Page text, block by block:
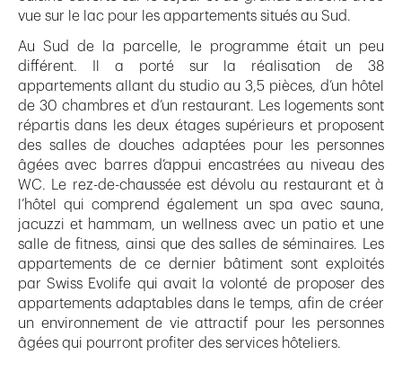
vue sur le lac pour les appartements situés au Sud.
Au Sud de la parcelle, le programme était un peu
différent. Il a porté sur la réalisation de 38
appartements allant du studio au 3,5 pièces, d’un hôtel
de 30 chambres et d’un restaurant. Les logements sont
répartis dans les deux étages supérieurs et proposent
des salles de douches adaptées pour les personnes
âgées avec barres d’appui encastrées au niveau des
WC. Le rez-de-chaussée est dévolu au restaurant et à
l’hôtel qui comprend également un spa avec sauna,
jacuzzi et hammam, un wellness avec un patio et une
salle de fitness, ainsi que des salles de séminaires. Les
appartements de ce dernier bâtiment sont exploités
par Swiss Evolife qui avait la volonté de proposer des
appartements adaptables dans le temps, afin de créer
un environnement de vie attractif pour les personnes
âgées qui pourront profiter des services hôteliers.